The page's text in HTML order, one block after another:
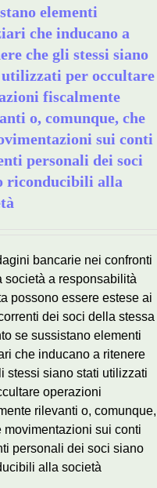
elementi
che inducano a
che gli stessi siano
per occultare
fiscalmente
o, comunque, che
sui conti
personali dei soci
riconducibili alla
bancarie nei confronti
società a responsabilità
possono essere estese ai
dei soci della stessa
se sussistano elementi
che inducano a ritenere
stessi siano stati utilizzati
operazioni
rilevanti o, comunque,
movimentazioni sui conti
personali dei soci siano
alla società